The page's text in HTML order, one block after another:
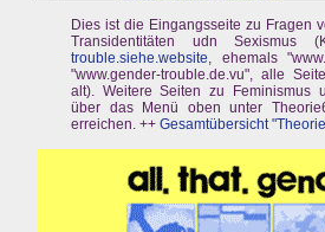
Dies ist die Eingangsseite zu Fragen
Transidentitäten udn Sexismus
trouble.siehe.website, ehemals
"www.gender-trouble.de.vu", alle
alt). Weitere Seiten zu Feminismus
über das Menü oben unter
erreichen. ++ Gesamtübersicht